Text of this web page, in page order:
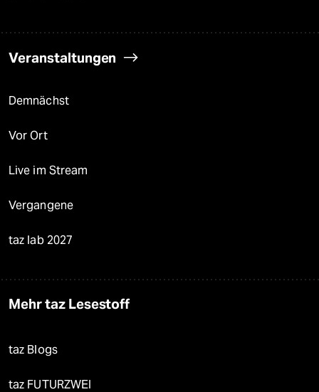
Veranstaltungen
Demnächst
Vor Ort
Live im Stream
Vergangene
taz lab 2027
Mehr taz Lesestoff
taz Blogs
taz FUTURZWEI